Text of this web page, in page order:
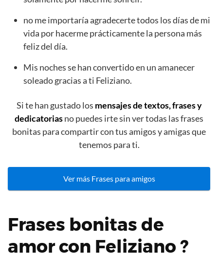
no me importaría agradecerte todos los días de mi
vida por hacerme prácticamente la persona más
feliz del día.
Mis noches se han convertido en un amanecer
soleado gracias a ti Feliziano.
Si te han gustado los mensajes de textos, frases y
dedicatoriasno puedes irte sin ver todas las frases
bonitas para compartir con tus amigos y amigas que
tenemos para ti.
Ver más Frases para amigos
Frases bonitas de
amor con Feliziano ?